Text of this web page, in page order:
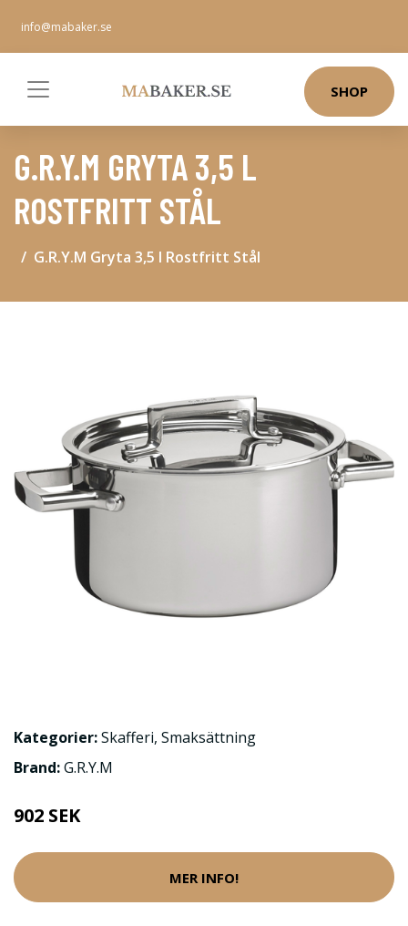
info@mabaker.se
SHOP
G.R.Y.M GRYTA 3,5 L
ROSTFRITT STÅL
G.R.Y.M Gryta 3,5 l Rostfritt Stål
Kategorier:Skafferi, Smaksättning
Brand:G.R.Y.M
902 SEK
MER INFO!